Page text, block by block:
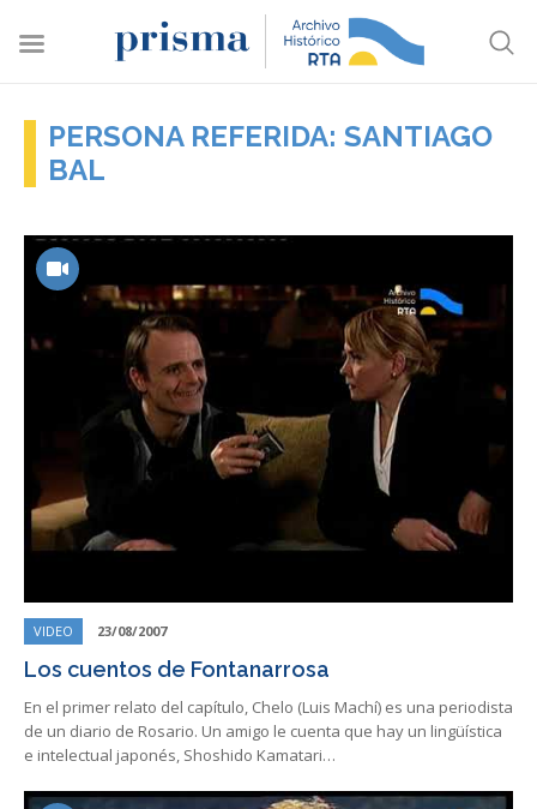
PERSONA REFERIDA: SANTIAGO
BAL
VIDEO 23/08/2007
Los cuentos de Fontanarrosa
En el primer relato del capítulo, Chelo (Luis Machí) es una periodista
de un diario de Rosario. Un amigo le cuenta que hay un lingüística
e intelectual japonés, Shoshido Kamatari…